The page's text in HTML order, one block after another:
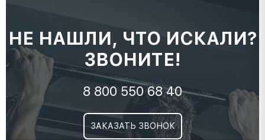
НЕ НАШЛИ, ЧТО ИСКАЛИ?
ЗВОНИТЕ!
8 800 550 68 40
ЗАКАЗАТЬ ЗВОНОК